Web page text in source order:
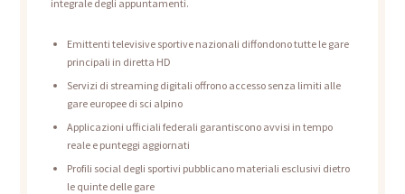
integrale degli appuntamenti.
Emittenti televisive sportive nazionali diffondono tutte le gare
principali in diretta HD
Servizi di streaming digitali offrono accesso senza limiti alle
gare europee di sci alpino
Applicazioni ufficiali federali garantiscono avvisi in tempo
reale e punteggi aggiornati
Profili social degli sportivi pubblicano materiali esclusivi dietro
le quinte delle gare